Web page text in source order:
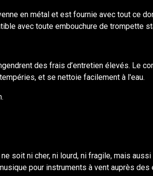
en métal et est fournie avec tout ce
avec toute embouchure de trompette
des frais d’entretien élevés. Le
et se nettoie facilement à l'eau.
soit ni cher, ni lourd, ni fragile, mais
pour instruments à vent auprès des